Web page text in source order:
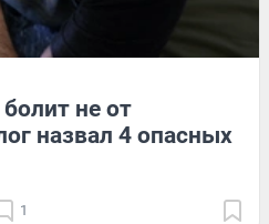
не от
назвал 4 опасных
1